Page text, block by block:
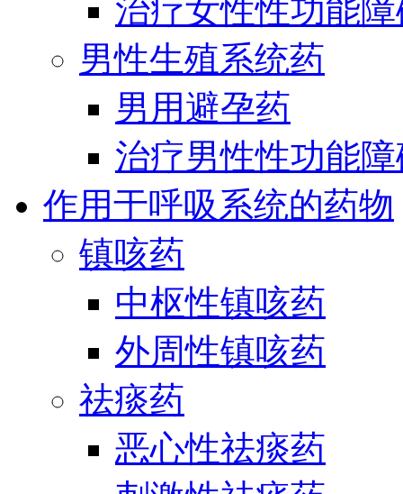
治疗女性性功能
男性生殖系统药
男用避孕药
治疗男性性功能
作用于呼吸系统的药物
镇咳药
中枢性镇咳药
外周性镇咳药
祛痰药
恶心性祛痰药